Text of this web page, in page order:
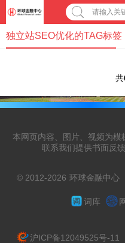
请输入关
独立站SEO优化的TAG标签
共
本网页内容、图片、视频为
联系我们提供书面反
© 2012-2026 环球金融中心
词库
沪ICP备12049525号-11